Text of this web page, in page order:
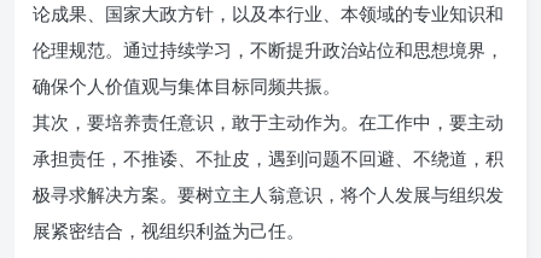
论成果、国家大政方针，以及本行业、本领域的专业知识和
伦理规范。通过持续学习，不断提升政治站位和思想境界，
确保个人价值观与集体目标同频共振。
其次，要培养责任意识，敢于主动作为。在工作中，要主动
承担责任，不推诿、不扯皮，遇到问题不回避、不绕道，积
极寻求解决方案。要树立主人翁意识，将个人发展与组织发
展紧密结合，视组织利益为己任。